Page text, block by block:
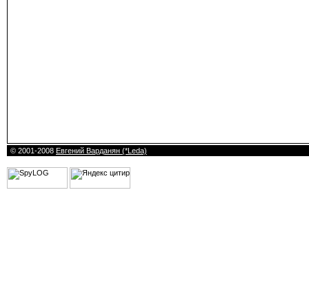
© 2001-2008 Евгений Варданян (*Leda)